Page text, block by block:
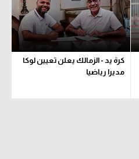
كرة يد - الزمالك يعلن تعيين لوكا
مديرا رياضيا